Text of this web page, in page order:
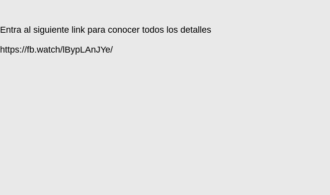
Entra al siguiente link para conocer todos los detalles
https://fb.watch/lBypLAnJYe/